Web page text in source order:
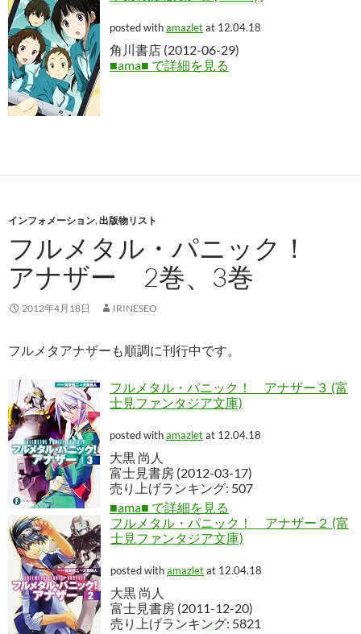
posted withamazletat 12.04.18
角川書店 (2012-06-29)
■ama■ で詳細を見る
インフォメーション,出版物リスト
フルメタル・パニック！
アナザー 2巻、3巻
2012年4月18日 IRINESEO
フルメタアナザーも順調に刊行中です。
フルメタル・パニック！ アナザー３ (富
士見ファンタジア文庫)
posted withamazletat 12.04.18
大黒 尚人
富士見書房 (2012-03-17)
売り上げランキング: 507
■ama■ で詳細を見る
フルメタル・パニック！ アナザー２ (富
士見ファンタジア文庫)
posted withamazletat 12.04.18
大黒 尚人
富士見書房 (2011-12-20)
売り上げランキング: 5821